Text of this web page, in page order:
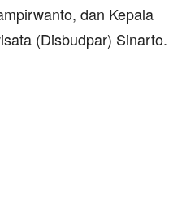
dan Kepala
(Disbudpar) Sinarto.